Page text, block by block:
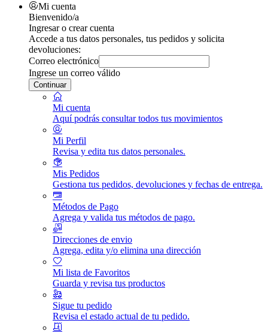
Mi cuenta
Bienvenido/a
Ingresar o crear cuenta
Accede a tus datos personales, tus pedidos y solicita
devoluciones:
Correo electrónico
Ingrese un correo válido
Continuar
Mi cuenta
Aquí podrás consultar todos tus movimientos
Mi Perfil
Revisa y edita tus datos personales.
Mis Pedidos
Gestiona tus pedidos, devoluciones y fechas de entrega.
Métodos de Pago
Agrega y valida tus métodos de pago.
Direcciones de envio
Agrega, edita y/o elimina una dirección
Mi lista de Favoritos
Guarda y revisa tus productos
Sigue tu pedido
Revisa el estado actual de tu pedido.